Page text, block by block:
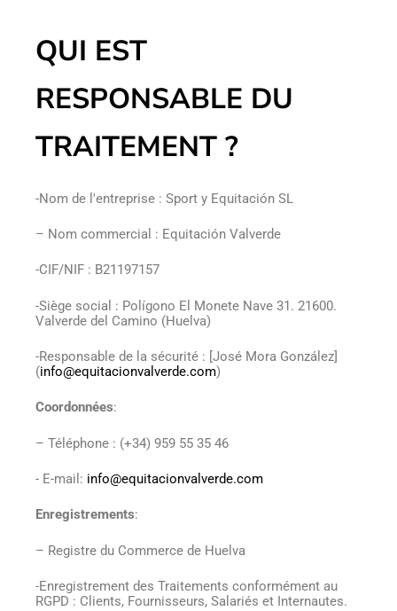
QUI EST
RESPONSABLE DU
TRAITEMENT ?
-Nom de l'entreprise : Sport y Equitación SL
– Nom commercial : Equitación Valverde
-CIF/NIF : B21197157
-Siège social : Polígono El Monete Nave 31. 21600.
Valverde del Camino (Huelva)
-Responsable de la sécurité : [José Mora González]
(info@equitacionvalverde.com)
Coordonnées:
– Téléphone : (+34) 959 55 35 46
- E-mail: info@equitacionvalverde.com
Enregistrements:
– Registre du Commerce de Huelva
-Enregistrement des Traitements conformément au
RGPD : Clients, Fournisseurs, Salariés et Internautes.